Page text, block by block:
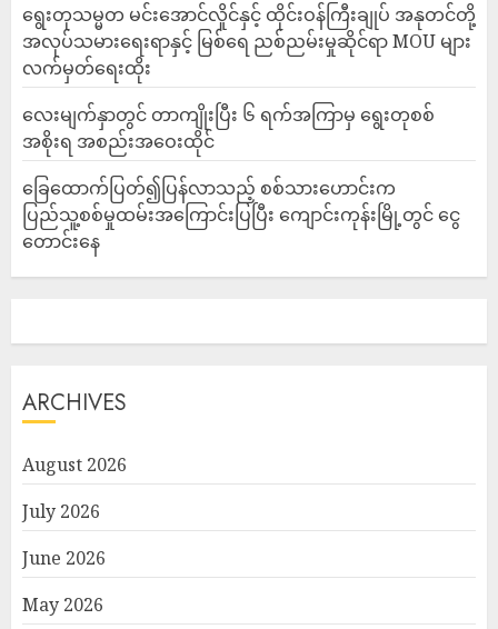
ရွေးတုသမ္မတ မင်းအောင်လှိုင်နှင့် ထိုင်းဝန်ကြီးချုပ် အနုတင်တို့
အလုပ်သမားရေးရာနှင့် မြစ်ရေ ညစ်ညမ်းမှုဆိုင်ရာ MOU များ
လက်မှတ်ရေးထိုး
လေးမျက်နှာတွင် တာကျိုးပြီး ၆ ရက်အကြာမှ ရွေးတုစစ်
အစိုးရ အစည်းအဝေးထိုင်
ခြေထောက်ပြတ်၍ပြန်လာသည့် စစ်သားဟောင်းက
ပြည်သူ့စစ်မှုထမ်းအကြောင်းပြပြီး ကျောင်းကုန်းမြို့တွင် ငွေ
တောင်းနေ
ARCHIVES
August 2026
July 2026
June 2026
May 2026